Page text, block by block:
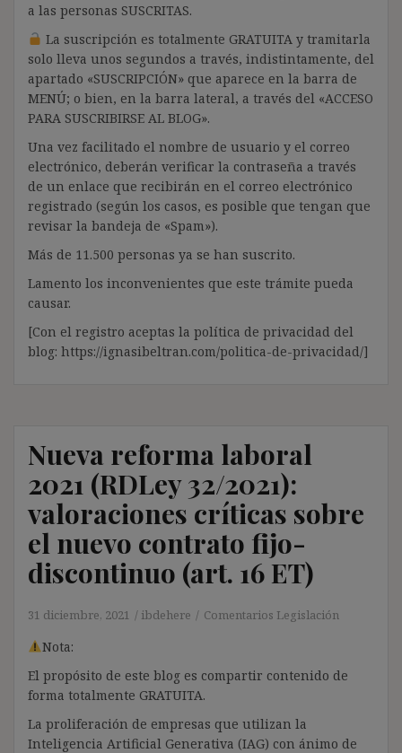
a las personas SUSCRITAS.
La suscripción es totalmente GRATUITA y tramitarla
solo lleva unos segundos a través, indistintamente, del
apartado «SUSCRIPCIÓN» que aparece en la barra de
MENÚ; o bien, en la barra lateral, a través del «ACCESO
PARA SUSCRIBIRSE AL BLOG».
Una vez facilitado el nombre de usuario y el correo
electrónico, deberán verificar la contraseña a través
de un enlace que recibirán en el correo electrónico
registrado (según los casos, es posible que tengan que
revisar la bandeja de «Spam»).
Más de 11.500 personas ya se han suscrito.
Lamento los inconvenientes que este trámite pueda
causar.
[Con el registro aceptas la política de privacidad del
blog: https://ignasibeltran.com/politica-de-privacidad/]
Nueva reforma laboral
2021 (RDLey 32/2021):
valoraciones críticas sobre
el nuevo contrato fijo-
discontinuo (art. 16 ET)
31 diciembre, 2021 ibdehere Comentarios Legislación
Nota:
El propósito de este blog es compartir contenido de
forma totalmente GRATUITA.
La proliferación de empresas que utilizan la
Inteligencia Artificial Generativa (IAG) con ánimo de